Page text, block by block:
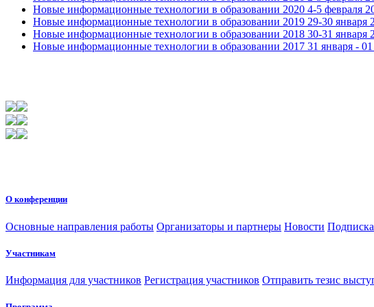
Новые информационные технологии в образовании 2020 4-5 февраля
Новые информационные технологии в образовании 2019 29-30 января
Новые информационные технологии в образовании 2018 30-31 января
Новые информационные технологии в образовании 2017 31 января - 01
О конференции
Основные направления работы Организаторы и партнеры Новости
Участникам
Информация для участников Регистрация участников Отправить тезис